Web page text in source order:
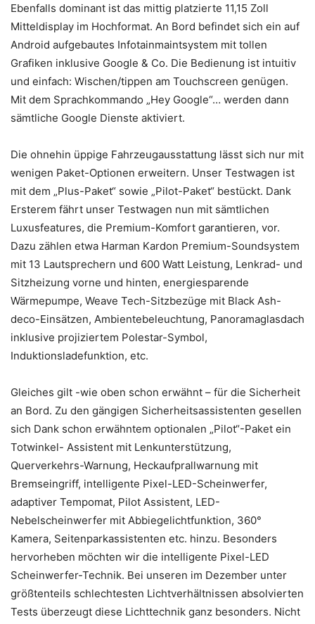
Ebenfalls dominant ist das mittig platzierte 11,15 Zoll
Mitteldisplay im Hochformat. An Bord befindet sich ein auf
Android aufgebautes Infotainmaintsystem mit tollen
Grafiken inklusive Google & Co. Die Bedienung ist intuitiv
und einfach: Wischen/tippen am Touchscreen genügen.
Mit dem Sprachkommando „Hey Google“… werden dann
sämtliche Google Dienste aktiviert.
Die ohnehin üppige Fahrzeugausstattung lässt sich nur mit
wenigen Paket-Optionen erweitern. Unser Testwagen ist
mit dem „Plus-Paket“ sowie „Pilot-Paket“ bestückt. Dank
Ersterem fährt unser Testwagen nun mit sämtlichen
Luxusfeatures, die Premium-Komfort garantieren, vor.
Dazu zählen etwa Harman Kardon Premium-Soundsystem
mit 13 Lautsprechern und 600 Watt Leistung, Lenkrad- und
Sitzheizung vorne und hinten, energiesparende
Wärmepumpe, Weave Tech-Sitzbezüge mit Black Ash-
deco-Einsätzen, Ambientebeleuchtung, Panoramaglasdach
inklusive projiziertem Polestar-Symbol,
Induktionsladefunktion, etc.
Gleiches gilt -wie oben schon erwähnt – für die Sicherheit
an Bord. Zu den gängigen Sicherheitsassistenten gesellen
sich Dank schon erwähntem optionalen „Pilot“-Paket ein
Totwinkel- Assistent mit Lenkunterstützung,
Querverkehrs-Warnung, Heckaufprallwarnung mit
Bremseingriff, intelligente Pixel-LED-Scheinwerfer,
adaptiver Tempomat, Pilot Assistent, LED-
Nebelscheinwerfer mit Abbiegelichtfunktion, 360°
Kamera, Seitenparkassistenten etc. hinzu. Besonders
hervorheben möchten wir die intelligente Pixel-LED
Scheinwerfer-Technik. Bei unseren im Dezember unter
größtenteils schlechtesten Lichtverhältnissen absolvierten
Tests überzeugt diese Lichttechnik ganz besonders. Nicht